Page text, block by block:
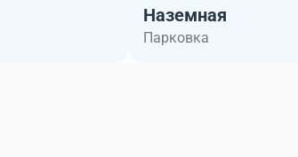
Наземная
Парковка